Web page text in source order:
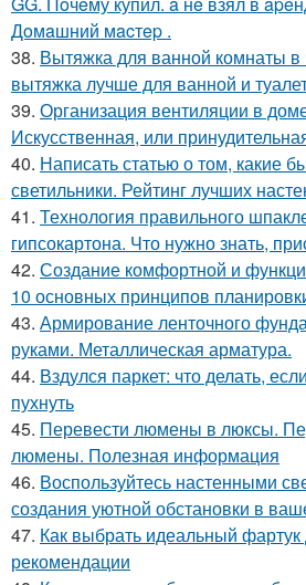
Дoмaшний мacтep .
38. Вытяжка для ванной комнаты в
вытяжка лучше для ванной и
39. Организация вентиляции в
Искусственная, или
40. Написать статью о том, какие
светильники. Рейтинг лучших
41. Технология правильного
гипсокартона. Что нужно знать,
42. Создание комфортной и
10 основных принципов
43. Армирование ленточного
руками. Металлическая арматура.
44. Вздулся паркет: что делать,
пухнуть
45. Перевести люмены в люксы.
люмены. Полезная информация
46. Воспользуйтесь настенными
создания уютной обстановки в
47. Как выбрать идеальный фартук
рекомендации